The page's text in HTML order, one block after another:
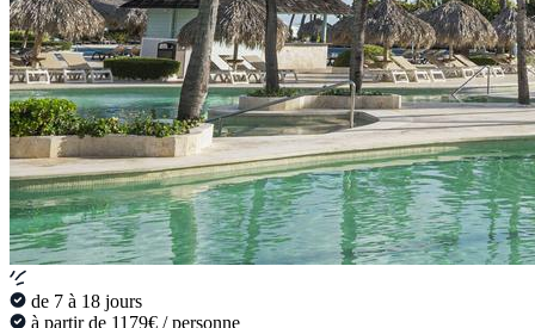
de 7 à 18 jours
à partir de 1179€ / personne